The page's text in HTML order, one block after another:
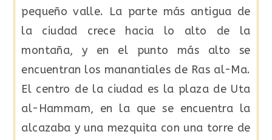
pequeño valle. La parte más antigua de
la ciudad crece hacia lo alto de la
montaña, y en el punto más alto se
encuentran los manantiales de Ras al-Ma.
El centro de la ciudad es la plaza de Uta
al-Hammam, en la que se encuentra la
alcazaba y una mezquita con una torre de